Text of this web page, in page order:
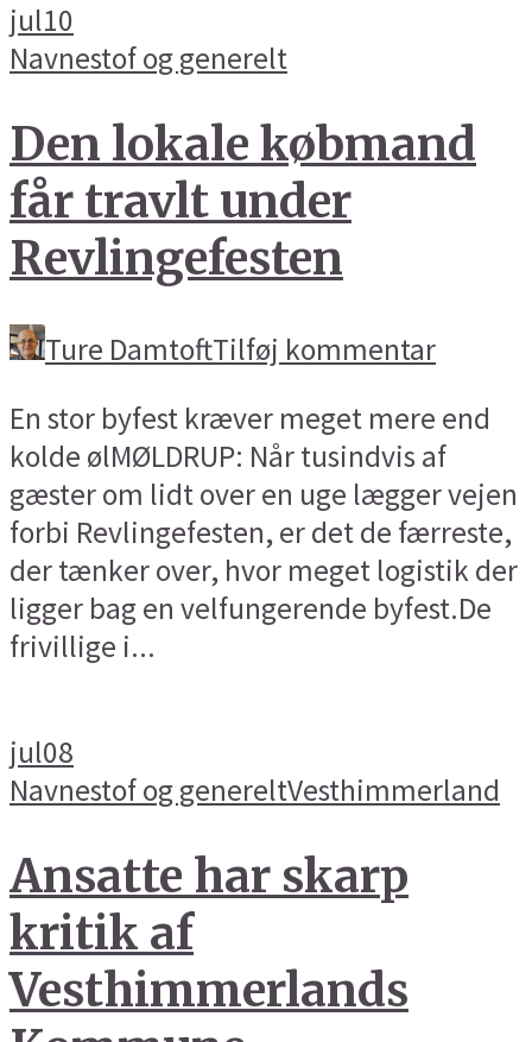
jul10
Navnestof og generelt
Den lokale købmand
får travlt under
Revlingefesten
Ture DamtoftTilføj kommentar
En stor byfest kræver meget mere end
kolde ølMØLDRUP: Når tusindvis af
gæster om lidt over en uge lægger vejen
forbi Revlingefesten, er det de færreste,
der tænker over, hvor meget logistik der
ligger bag en velfungerende byfest.De
frivillige i...
jul08
Navnestof og genereltVesthimmerland
Ansatte har skarp
kritik af
Vesthimmerlands